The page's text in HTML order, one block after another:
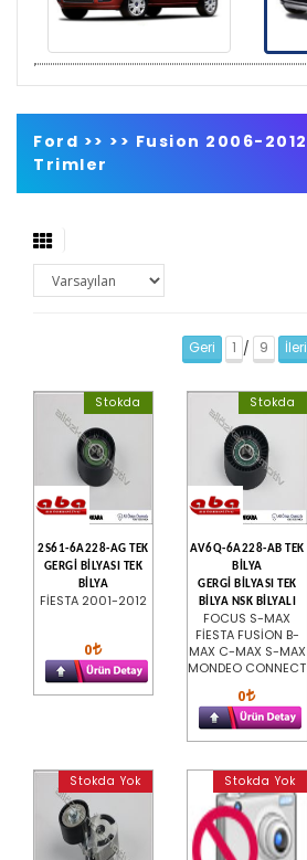
Ford >> >> Fusion 2006-2012
Trimler
Geri 1 / 9 İleri
Stokda
2S61-6A228-AG TEK
GERGİ BİLYASI TEK
BİLYA
FİESTA 2001-2012
0
Stokda
AV6Q-6A228-AB TEK
BİLYA
GERGİ BİLYASI TEK
BİLYA NSK BİLYALI
FOCUS S-MAX
FİESTA FUSİON B-
MAX C-MAX S-MAX
MONDEO CONNECT
0
Stokda Yok Stokda Yok